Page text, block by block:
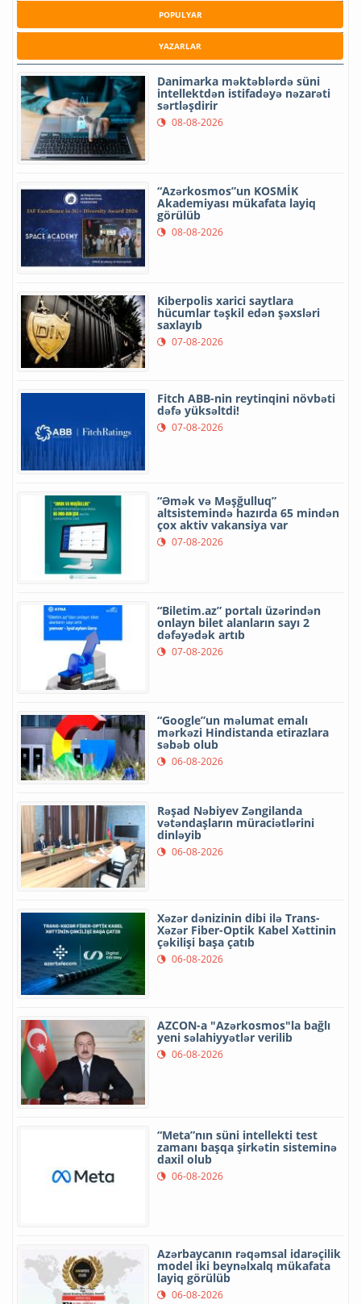
POPULYAR
YAZARLAR
Danimarka məktəblərdə süni
intellektdən istifadəyə nəzarəti
sərtləşdirir
08-08-2026
“Azərkosmos”un KOSMİK
Akademiyası mükafata layiq
görülüb
08-08-2026
Kiberpolis xarici saytlara
hücumlar təşkil edən şəxsləri
saxlayıb
07-08-2026
Fitch ABB-nin reytinqini növbəti
dəfə yüksəltdi!
07-08-2026
“Əmək və Məşğulluq”
altsistemində hazırda 65 mindən
çox aktiv vakansiya var
07-08-2026
“Biletim.az” portalı üzərindən
onlayn bilet alanların sayı 2
dəfəyədək artıb
07-08-2026
“Google”un məlumat emalı
mərkəzi Hindistanda etirazlara
səbəb olub
06-08-2026
Rəşad Nəbiyev Zəngilanda
vətəndaşların müraciətlərini
dinləyib
06-08-2026
Xəzər dənizinin dibi ilə Trans-
Xəzər Fiber-Optik Kabel Xəttinin
çəkilişi başa çatıb
06-08-2026
AZCON-a "Azərkosmos"la bağlı
yeni səlahiyyətlər verilib
06-08-2026
“Meta”nın süni intellekti test
zamanı başqa şirkətin sisteminə
daxil olub
06-08-2026
Azərbaycanın rəqəmsal idarəçilik
model iki beynəlxalq mükafata
layiq görülüb
06-08-2026